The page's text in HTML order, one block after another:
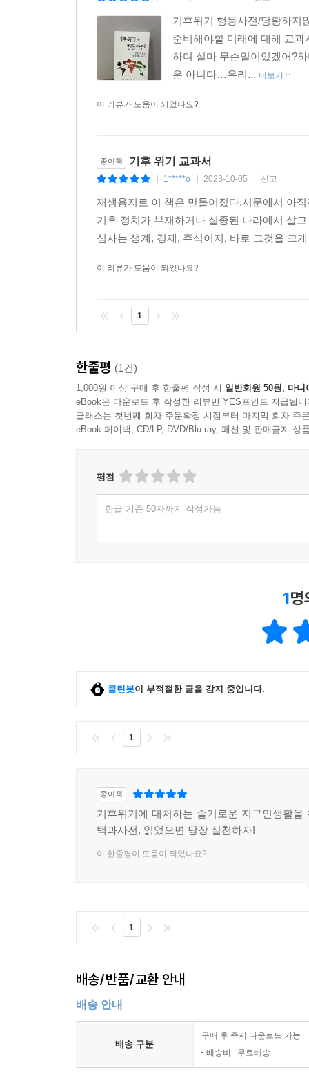
기후위기 행동사전/당황하지
준비해야할 미래에 대해 교
하며 설마 무슨일이있겠어?
은 아니다…우리... 더보기
이 리뷰가 도움이 되었나요?
종이책 기후 위기 교과서
1*****o 2023-10-05 신고
재생용지로 이 책은 만들어졌다.서문에서 아
기후 정치가 부재하거나 실종된 나라에서 살
심사는 생계, 경제, 주식이지, 바로 그것을 크
이 리뷰가 도움이 되었나요?
1
한줄평 (1건)
1,000원 이상 구매 후 한줄평 작성 시 일반회원 50원, 마니
eBook은 다운로드 후 작성한 리뷰만 YES포인트 지급됩니
클래스는 첫번째 회차 주문확정 시점부터 마지막 회차 주
eBook 페이백, CD/LP, DVD/Blu-ray, 패션 및 판매금지 상
평점
한글 기준 50자까지 작성가능
1명
클린봇이 부적절한 글을 감지 중입니다.
1
종이책
기후위기에 대처하는 슬기로운 지구인생활을
백과사전, 읽었으면 당장 실천하자!
이 한줄평이 도움이 되었나요?
1
배송/반품/교환 안내
배송 안내
배송 구분
구매 후 즉시 다운로드 가능
배송비 : 무료배송